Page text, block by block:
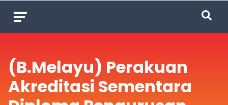
(B.Melayu) Perakuan
Akreditasi Sementara